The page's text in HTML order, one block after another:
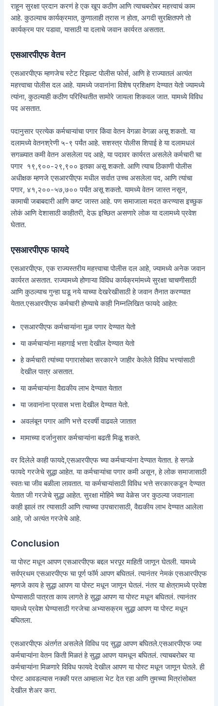
राहून सुरक्षा प्रदान करणं हे एक खूप कठीण आणि त्याचबरोबर महत्त्वाचं काम
आहे. कुठल्याच कार्यक्रमात, कुणालाही त्रास न होता, अगदी सुरक्षितपणे तो
कार्यक्रम पार पडावा, यासाठी या दलाचे जवान कार्यरत असतात.
एसआरपीएफ वेतन
एसआरपीएफ म्हणजेच स्टेट रिझल्ट पोलीस फोर्स, आणि हे राज्यातलं अत्यंत
महत्त्वाचा पोलीस दल आहे. यामध्ये जवानांना विशेष प्रशिक्षण देण्यात येतो ज्यामध्ये
त्यांना, कुठल्याही कठीण परिस्थितीत सामोरे जायला शिकवल जात. यामध्ये विविध
पद असतात.
पदानुसार प्रत्येक कर्मचाऱ्यांचा पगार किंवा वेतन वेगळा वेगळा असू शकतो. या
दलामध्ये वेतनश्रेणी ५-९ पर्यंत आहे. सशस्त्र पोलीस शिपाई हे या दलामधलं
सगळ्यात कमी वेतन असलेला पद आहे, या पदावर कार्यरत असलेले कर्मचारी चा
पगार १९,९००-२९,९०० इतका असू शकतो. आणि त्याच ठिकाणी पोलीस
अधीक्षक म्हणजे एसआरपीएफ मधील सर्वात उच्च असलेला पद, आणि त्यांचा
पगार, ४१,२००-५७,७०० पर्यंत असू शकतो. यामध्ये वेतन जास्त नसून,
कामाची जबाबदारी आणि कष्ट जास्त आहे. पण समाजाला मदत करण्यास इच्छुक
लोकं आणि देशासाठी काहीतरी, देऊ इच्छित असणारे लोक या दलामध्ये प्रवेश
घेतात.
एसआरपीएफ फायदे
एसआरपीएफ, एक राज्यस्तरीय महत्त्वाचा पोलीस दल आहे, ज्यामध्ये अनेक जवान
कार्यरत असतात. राज्यामध्ये होणाऱ्या विविध कार्यक्रमांमध्ये सुरक्षा चाचणीसाठी
आणि कुठल्याच गुन्हा घडू नये याच्या देखरेखीसाठी हे जवान तैनात करण्यात
येतात.एसआरपीएफ कर्मचारी होण्याचे काही निम्नलिखित फायदे आहेत:
एसआरपीएफ कर्मचाऱ्यांना मूळ पगार देण्यात येतो
या कर्मचाऱ्यांना महागाई भत्ता देखील देण्यात येतो
हे कर्मचारी त्यांच्या पगारासोबत सरकारने जाहीर केलेले विविध भत्त्यांसाठी
देखील पात्र असतात.
या कर्मचाऱ्यांना वैद्यकीय लाभ देण्यात येतात
या जवानांना प्रवास भत्ता देखील देण्यात येतो.
अवलंबून पगार आणि भत्ते दरवर्षी वाढवले जातात
मामाच्या दर्जानुसार कर्मचाऱ्यांना बढती मिळू शकते.
वर दिलेले काही फायदे,एसआरपीएफ च्या कर्मचाऱ्यांना देण्यात येतात. हे सगळे
फायदे गरजेचे सुद्धा आहेत. या कर्मचाऱ्यांचा पगार कमी असून, हे लोक समाजासाठी
स्वतःचा जीव बळीला लावतात. या कर्मचाऱ्यांसाठी विविध भत्ते सरकारकडून देण्यात
येतात जी गरजेचे सुद्धा आहेत. सुरक्षा मोहिमे च्या वेळेस जर कुठल्या जवानाला
काही झालं तर त्यासाठी आणि त्याच्या उपचारासाठी, वैद्यकीय लाभ देण्यात आलेला
आहे, जो अत्यंत गरजेचे आहे.
Conclusion
या पोस्ट मधून आपण एसआरपीएफ बद्दल भरपूर माहिती जाणून घेतली. यामध्ये
सर्वप्रथम एसआरपीएफ चा पूर्ण फॉर्म आपण बघितलं. त्यानंतर नेमकं एसआरपीएफ
म्हणजे काय हे सुद्धा आपण या पोस्ट मधून जाणून घेतलं. नंतर या क्षेत्रामध्ये प्रवेश
घेण्यासाठी पात्रता काय लागते हे सुद्धा आपण या पोस्ट मधून बघितलं. त्यानंतर
यामध्ये प्रवेश घेण्यासाठी गरजेचा अभ्यासक्रम सुद्धा आपण या पोस्ट मधून
बघितला.
एसआरपीएफ अंतर्गत असलेले विविध पद सुद्धा आपण बघितले.एसआरपीएफ ज्या
कर्मचाऱ्यांना वेतन किती मिळतं हे सुद्धा आपण यामधून बघितलं. त्याचबरोबर या
कर्मचाऱ्यांना मिळणारे विविध फायदे देखील आपण या पोस्ट मधून जाणून घेतले. ही
पोस्ट आवडल्यास नक्की परत आम्हाला भेट देत रहा आणि तुमच्या मित्रांसोबत
देखील शेअर करा.